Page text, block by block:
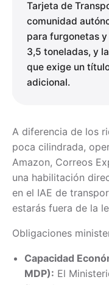
Tarjeta de
comunidad
para furgonetas
3,5 toneladas, y
que exige un
adicional.
A diferencia de los
poca cilindrada,
Amazon, Correos
una habilitación
en el IAE de
estarás fuera de la
Obligaciones
Capacidad
MDP): El